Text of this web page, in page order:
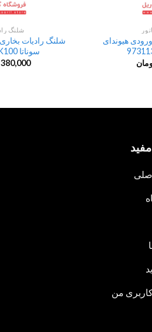
هیوندای
شلنگ
شلنگ رادیات
سوناتا 973123K100
380,000
من